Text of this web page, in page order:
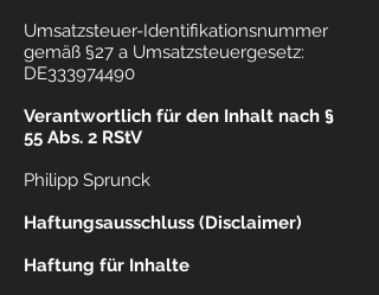
Umsatzsteuer-Identifikationsnummer
gemäß §27 a Umsatzsteuergesetz:
DE333974490
Verantwortlich für den Inhalt nach §
55 Abs. 2 RStV
Philipp Sprunck
Haftungsausschluss (Disclaimer)
Haftung für Inhalte